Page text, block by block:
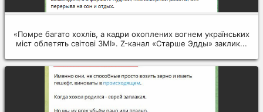
«Помре багато хохлів, а кадри охоплених вогнем українських
міст облетять світові ЗМІ». Z-канал «Старше Эдды» заклик...